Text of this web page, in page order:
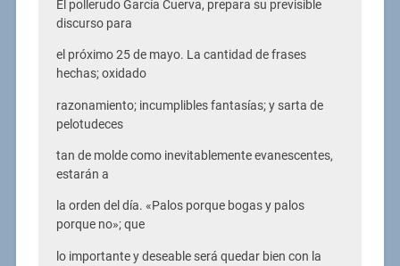
El pollerudo García Cuerva, prepara su previsible
discurso para
el próximo 25 de mayo. La cantidad de frases
hechas; oxidado
razonamiento; incumplibles fantasías; y sarta de
pelotudeces
tan de molde como inevitablemente evanescentes,
estarán a
la orden del día. «Palos porque bogas y palos
porque no»; que
lo importante y deseable será quedar bien con la